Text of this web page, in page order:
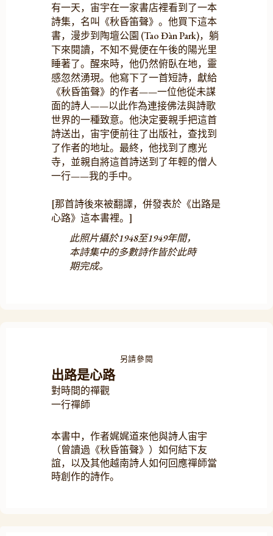
此照片攝於1948至1949年間，
本詩集中的多數詩作皆於此時
期完成。
有一天，宙宇在一家書店裡看到了一本
詩集，名叫《秋昏笛聲》。他買下這本
書，漫步到陶壇公園 (Tao Đàn Park)，躺
下來閱讀，不知不覺便在午後的陽光里
睡著了。醒來時，他仍然俯臥在地，靈
感忽然湧現。他寫下了一首短詩，獻給
《秋昏笛聲》的作者——一位他從未謀
面的詩人——以此作為連接佛法與詩歌
世界的一種致意。他決定要親手把這首
詩送出，宙宇便前往了出版社，查找到
了作者的地址。最終，他找到了應光
寺，並親自將這首詩送到了年輕的僧人
一行——我的手中。
[那首詩後來被翻譯，併發表於《出路是
心路》這本書裡。]
另請參閱
出路是心路
對時間的禪觀
一行禪師
本書中，作者娓娓道來他與詩人宙宇
（曾讀過《秋昏笛聲》）如何結下友
誼，以及其他越南詩人如何回應禪師當
時創作的詩作。